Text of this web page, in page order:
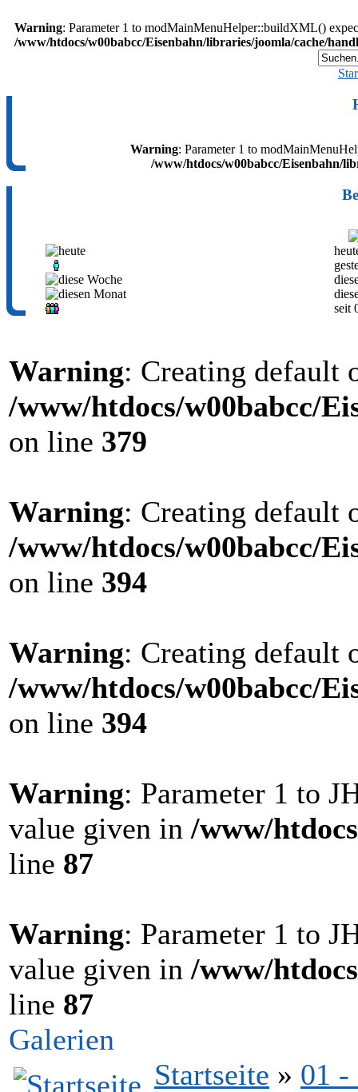
Warning: Parameter 1 to modMainMenuHelper::buildXML()
/www/htdocs/w00babcc/Eisenbahn/libraries/joomla/cache/
Warning: Parameter 1 to
/www/htdocs/w00babcc/Eisenbahn/
seit
Warning: Creating default
/www/htdocs/w00babcc/
on line 379
Warning: Creating default
/www/htdocs/w00babcc/
on line 394
Warning: Creating default
/www/htdocs/w00babcc/
on line 394
Warning: Parameter 1 to
value given in /www/
line 87
Warning: Parameter 1 to
value given in /www/
line 87
Galerien
Startseite » 01 -